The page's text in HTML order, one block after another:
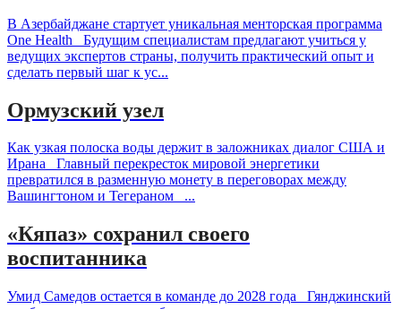
В Азербайджане стартует уникальная менторская программа
One Health Будущим специалистам предлагают учиться у
ведущих экспертов страны, получить практический опыт и
сделать первый шаг к ус...
Ормузский узел
Как узкая полоска воды держит в заложниках диалог США и
Ирана Главный перекресток мировой энергетики
превратился в разменную монету в переговорах между
Вашингтоном и Тегераном ...
«Кяпаз» сохранил своего
воспитанника
Умид Самедов остается в команде до 2028 года Гянджинский